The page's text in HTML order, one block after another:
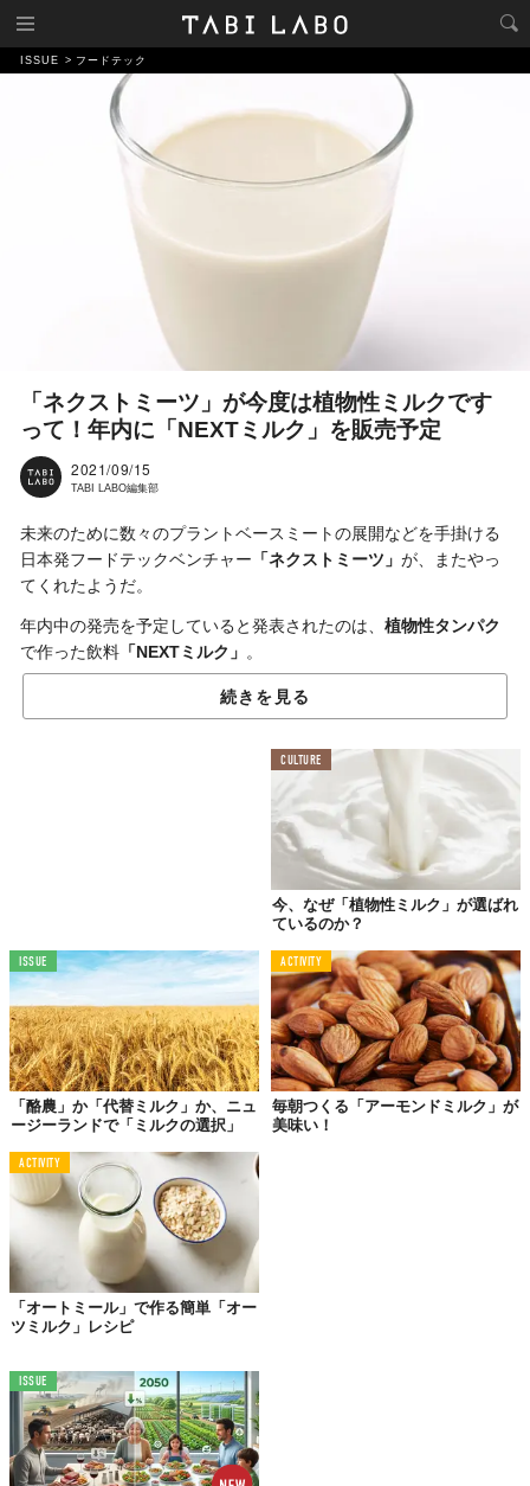
ISSUE フードテック
「ネクストミーツ」が今度は植物性ミルクです
って！年内に「NEXTミルク」を販売予定
2021/09/15
TABI LABO編集部
未来のために数々のプラントベースミートの展開などを手掛ける
日本発フードテックベンチャー 「ネクストミーツ」 が、またやっ
てくれたようだ。
年内中の発売を予定していると発表されたのは、 植物性タンパク
で作った飲料 「NEXTミルク」 。
お肉だけでなく卵、乳製品など、あらゆる動物性食品のシフトチ
ェンジをしていこうとのことで、植物性ミルク市場に新規参入。
原材料などの詳しい仕様については、発売日に一般公開となるそ
うだが、「ネクストミーツ」への期待は高まるばかり。
先日、牛肉と鶏肉に続くプラントベース豚肉「NEXTポーク」に
した際、同社は続々と商品の発表を
予定していると宣言しており、今回の「NEXTミルク」もそのひ
TABI LABO
続きを見る
CULTURE
今、なぜ「植物性ミルク」が選ばれ
ているのか？
ISSUE
「酪農」か「代替ミルク」か、ニュ
ージーランドで「ミルクの選択」
ACTIVITY
毎朝つくる「アーモンドミルク」が
美味い！
ACTIVITY
「オートミール」で作る簡単「オー
ツミルク」レシピ
ISSUE